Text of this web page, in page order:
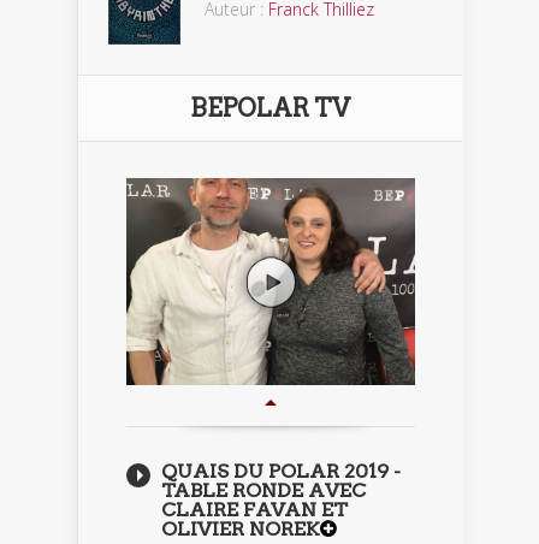
Auteur : Franck Thilliez
BEPOLAR TV
QUAIS DU POLAR 2019 -
TABLE RONDE AVEC
CLAIRE FAVAN ET
OLIVIER NOREK